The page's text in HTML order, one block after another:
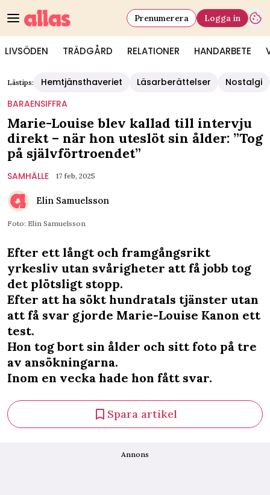
LIVSÖDEN TRÄDGÅRD RELATIONER HANDARBETE
Prenumerera Logga in
Lästips: Hemtjänsthaveriet Läsarberättelser
Nostalgi
BARAENSIFFRA
Marie-Louise blev kallad till intervju
direkt – när hon uteslöt sin ålder: ”Tog
på självförtroendet”
SAMHÄLLE 17 feb, 2025
Elin Samuelsson
Foto: Elin Samuelsson
Efter ett långt och framgångsrikt
yrkesliv utan svårigheter att få jobb tog
det plötsligt stopp.
Efter att ha sökt hundratals tjänster utan
att få svar gjorde ­Marie-Louise Kanon ett
test.
Hon tog bort sin ålder och sitt foto på tre
av ansökningarna.
Inom en vecka hade hon fått svar.
Spara artikel
Annons